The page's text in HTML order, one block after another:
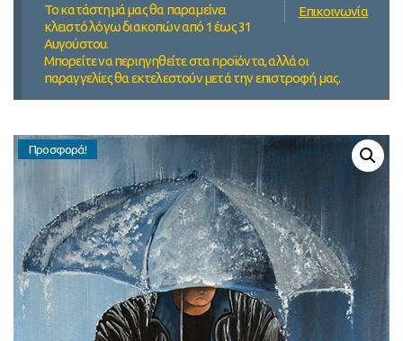
Επικοινωνία
Το κατάστημά μας θα παραμείνει
κλειστό λόγω διακοπών από 1 έως 31
Αυγούστου.
Μπορείτε να περιηγηθείτε στα προϊόντα, αλλά οι
παραγγελίες θα εκτελεστούν μετά την επιστροφή μας.
Προσφορά!